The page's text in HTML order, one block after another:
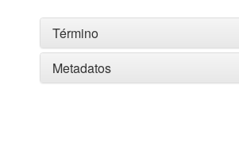
Término
Metadatos